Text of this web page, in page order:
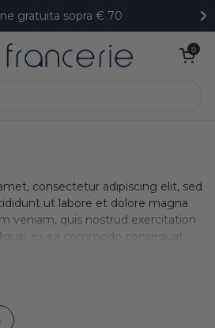
gratuita sopra € 70
Apri 0
consectetur adipiscing elit, sed
ut labore et dolore magna
veniam, quis nostrud exercitation
ex ea commodo consequat.